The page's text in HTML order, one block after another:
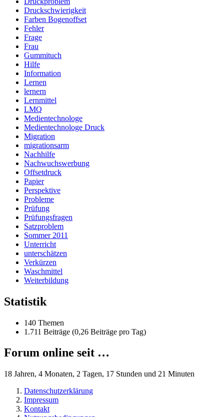
Druckschwierigkeit
Farben Bogenoffset
Fehler
Frage
Frau
Gummituch
Hilfe
Information
Lernen
lernern
Lernmittel
LMQ
Medientechnologe
Medientechnologe Druck
Migration
migrationsarm
Nachhilfe
Nachwuchswerbung
Offsetdruck
Papier
Perspektive
Probleme
Prüfung
Prüfungsfragen
Satzproblem
Sommer 2011
Unterricht
unterschätzen
Verkürzen
Waschmittel
Weiterbildung
Statistik
140 Themen
1.711 Beiträge (0,26 Beiträge pro Tag)
Forum online seit …
18 Jahren, 4 Monaten, 2 Tagen, 17 Stunden und 21 Minuten
Datenschutzerklärung
Impressum
Kontakt